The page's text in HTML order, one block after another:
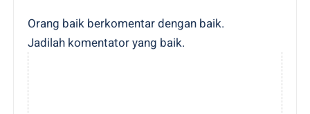
Anda bebas berkomentar selama tidak
mengandung unsur SARA dan PORNOGRAFI.
Selamat berbagi pendapat dan berdiskusi di
kolom komentar ini.